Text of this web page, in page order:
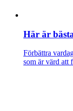
Här är
Förbättra
som är värd att